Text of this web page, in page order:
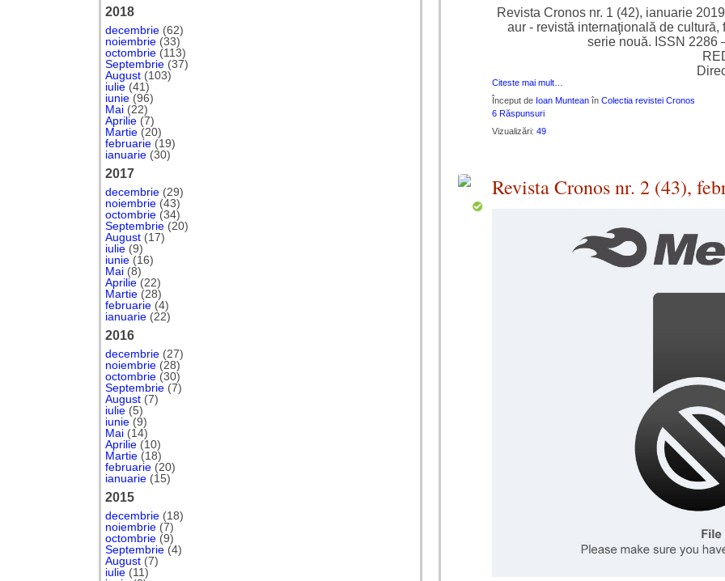
Revista Cronos nr. 1 (42), ianuarie
aur - revistă internaţională de
serie nouă. ISSN 2286
Citeste mai mult…
Început de Ioan Muntean în Colectia revistei Cronos
6 Răspunsuri
Vizualizări: 49
Revista Cronos nr. 2 (43),
2018
decembrie (62)
noiembrie (33)
octombrie (113)
Septembrie (37)
August (103)
iulie (41)
iunie (96)
Mai (22)
Aprilie (7)
Martie (20)
februarie (19)
ianuarie (30)
2017
decembrie (29)
noiembrie (43)
octombrie (34)
Septembrie (20)
August (17)
iulie (9)
iunie (16)
Mai (8)
Aprilie (22)
Martie (28)
februarie (4)
ianuarie (22)
2016
decembrie (27)
noiembrie (28)
octombrie (30)
Septembrie (7)
August (7)
iulie (5)
iunie (9)
Mai (14)
Aprilie (10)
Martie (18)
februarie (20)
ianuarie (15)
2015
decembrie (18)
noiembrie (7)
octombrie (9)
Septembrie (4)
August (7)
iulie (11)